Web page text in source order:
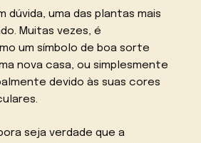
dúvida, uma das plantas mais
Muitas vezes, é
um símbolo de boa sorte
nova casa, ou simplesmente
devido às suas cores
seja verdade que a